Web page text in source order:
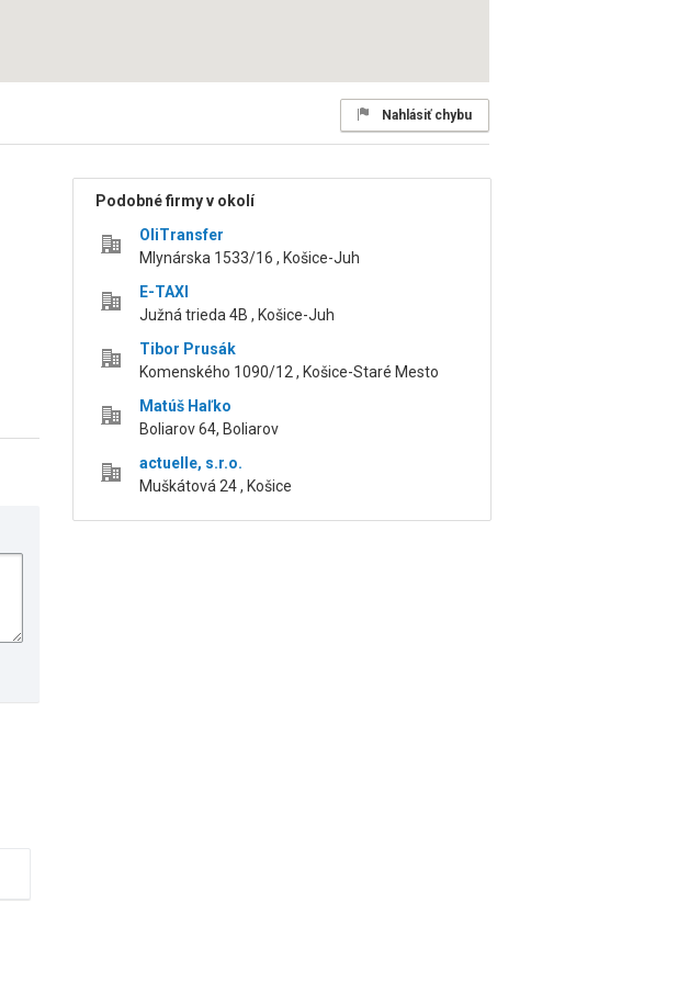
Nahlásiť chybu
Podobné firmy v okolí
OliTransfer
Mlynárska 1533/16 , Košice-Juh
E-TAXI
Južná trieda 4B , Košice-Juh
Tibor Prusák
Komenského 1090/12 , Košice-Staré Mesto
Matúš Haľko
Boliarov 64, Boliarov
actuelle, s.r.o.
Muškátová 24 , Košice